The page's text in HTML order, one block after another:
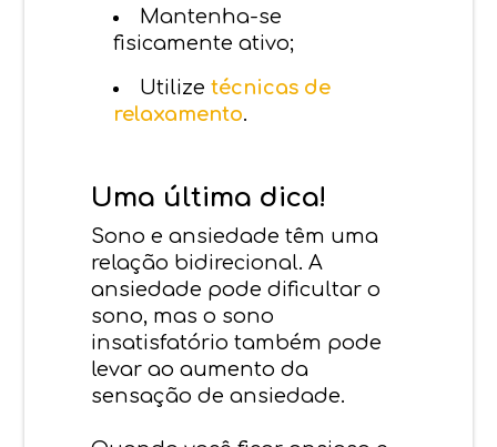
Mantenha-se
fisicamente ativo;
Utilizetécnicas de
relaxamento.
Uma última dica!
Sono e ansiedade têm uma
relação bidirecional. A
ansiedade pode dificultar o
sono, mas o sono
insatisfatório também pode
levar ao aumento da
sensação de ansiedade.